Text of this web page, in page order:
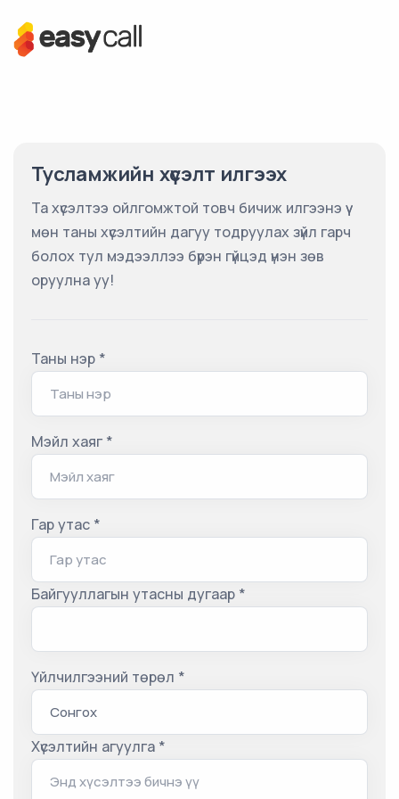
Тусламжийн хүсэлт илгээх
Та хүсэлтээ ойлгомжтой товч бичиж илгээнэ үү
мөн таны хүсэлтийн дагуу тодруулах зүйл гарч
болох тул мэдээллээ бүрэн гүйцэд үнэн зөв
оруулна уу!
Таны нэр *
Мэйл хаяг *
Гар утас *
Байгууллагын утасны дугаар *
Үйлчилгээний төрөл *
Хүсэлтийн агуулга *